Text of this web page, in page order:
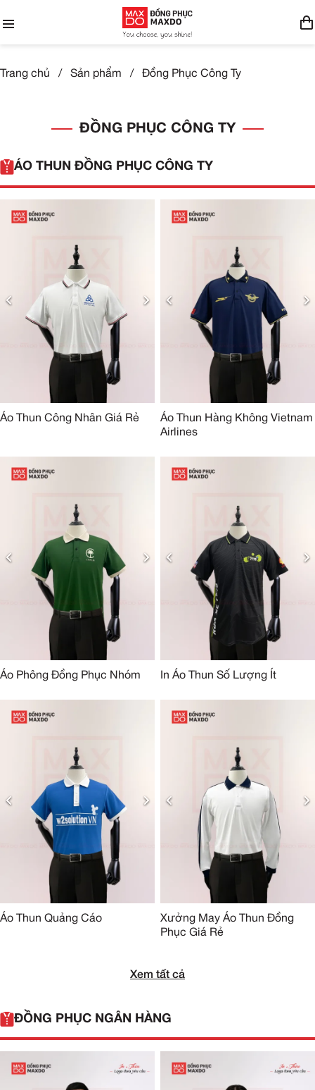
Trang chủ / Sản phẩm / Đồng Phục Công Ty
ĐỒNG PHỤC CÔNG TY
ÁO THUN ĐỒNG PHỤC CÔNG TY
Áo Thun Công Nhân Giá Rẻ
Áo Thun Hàng Không Vietnam
Airlines
Áo Phông Đồng Phục Nhóm In Áo Thun Số Lượng Ít
Áo Thun Quảng Cáo
Xưởng May Áo Thun Đồng
Phục Giá Rẻ
Xem tất cả
ĐỒNG PHỤC NGÂN HÀNG